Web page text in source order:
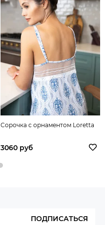
Сорочка с орнаментом Loretta
3060 руб
ПОДПИСАТЬСЯ